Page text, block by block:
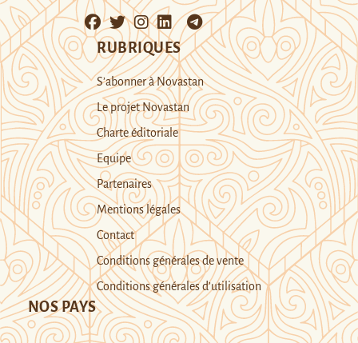
RUBRIQUES
S’abonner à Novastan
Le projet Novastan
Charte éditoriale
Equipe
Partenaires
Mentions légales
Contact
Conditions générales de vente
Conditions générales d’utilisation
NOS PAYS